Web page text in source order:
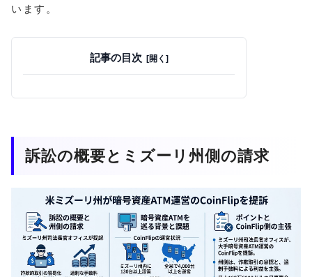
います。
記事の目次
訴訟の概要とミズーリ州側の請求